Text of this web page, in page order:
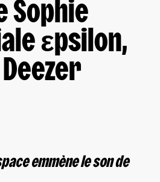
Sophie
εpsilon,
emmène le son de